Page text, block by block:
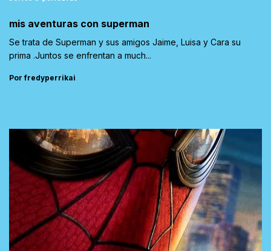
mis aventuras con superman
Se trata de Superman y sus amigos Jaime, Luisa y Cara su
prima .Juntos se enfrentan a much...
Por fredyperrikai